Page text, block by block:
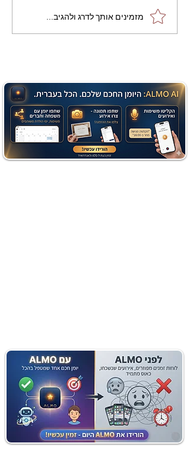
מתכון מנצח עוגת מייפל
שוקולד בחושה וקלה - זיוה
מזמינים אותך לדרג ולהגיב...